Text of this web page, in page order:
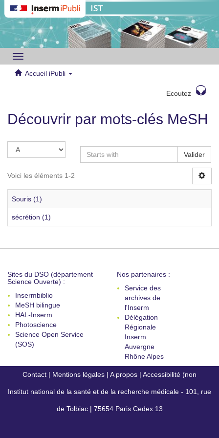
Toggle
navigation
Accueil iPubli
Ecoutez
Découvrir par mots-clés MeSH
Valider
Voici les éléments 1-2
Souris (1)
sécrétion (1)
Sites du DSO (département
Science Ouverte) :
Insermbiblio
MeSH bilingue
HAL-Inserm
Photoscience
Science Open Service
(SOS)
Nos partenaires :
Service des
archives de
l'Inserm
Délégation
Régionale
Inserm
Auvergne
Rhône Alpes
Contact | Mentions légales | A propos | Accessibilité (non
conforme)
Institut national de la santé et de la recherche médicale - 101, rue
de Tolbiac | 75654 Paris Cedex 13